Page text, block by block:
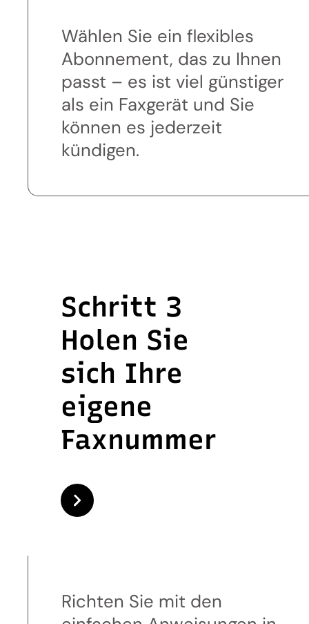
Wählen Sie ein flexibles
Abonnement, das zu Ihnen
passt – es ist viel günstiger
als ein Faxgerät und Sie
können es jederzeit
kündigen.
Schritt 3
Holen Sie
sich Ihre
eigene
Faxnummer
Richten Sie mit den